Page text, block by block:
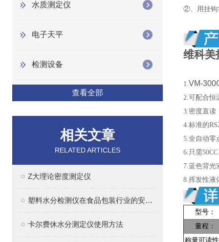
水质测定仪
电子天平
检测设备
查看全部
相关文章
RELATED ARTICLES
Z大理论密度测定仪
塑料水分检测仪在食品包装行业的安全守护
卡尔费休水分测定仪使用方法
②、用挂钩
维科美
1.VM-
2.可配合恒
3.密度直读
4.标准的
5.全自动零
6.只需
7.蓝色背光
8.挥发性液
型号：
量程：
称量可读